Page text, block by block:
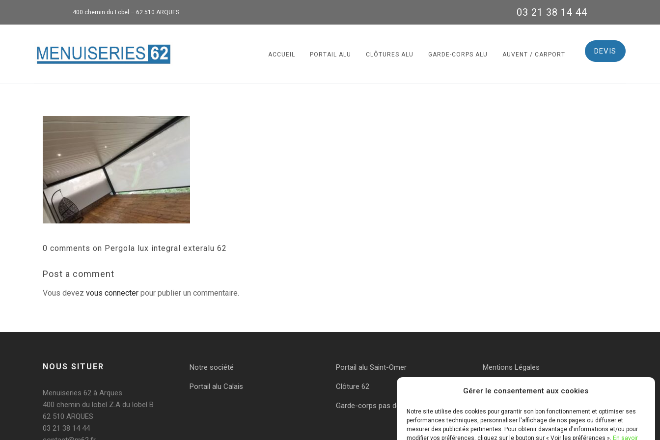
Gérer le consentement aux cookies
Notre site utilise des cookies pour garantir son bon fonctionnement et optimiser ses
performances techniques, personnaliser l'affichage de nos pages ou diffuser et
mesurer des publicités pertinentes. Pour obtenir davantage d'informations et/ou pour
modifier vos préférences, cliquez sur le bouton sur « Voir les préférences ». En savoir
400 chemin du Lobel – 62 510 ARQUES 03 21 38 14 44
DEVIS
ACCUEIL PORTAIL ALU CLÔTURES ALU GARDE-CORPS ALU AUVENT / CARPORT
0 comments on Pergola lux integral exteralu 62
Post a comment
Vous devezvous connecter pour publier un commentaire.
NOUS SITUER
Menuiseries 62 à Arques
400 chemin du lobel Z.A du lobel B
62 510 ARQUES
03 21 38 14 44
Notre société
Portail alu Calais
Portail alu Saint-Omer
Clôture 62
Garde-corps pas de calais
Mentions Légales